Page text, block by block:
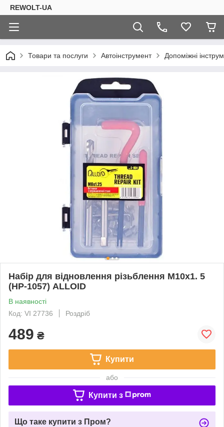
REWOLT-UA
Товари та послуги Автоінструмент Допоміжні
Набір для відновлення різьблення М10х1. 5
(НР-1057) ALLOID
В наявності
Код: VI 27736
Роздріб
489 ₴
Купити
або
Купити з
Що таке купити з Пром?